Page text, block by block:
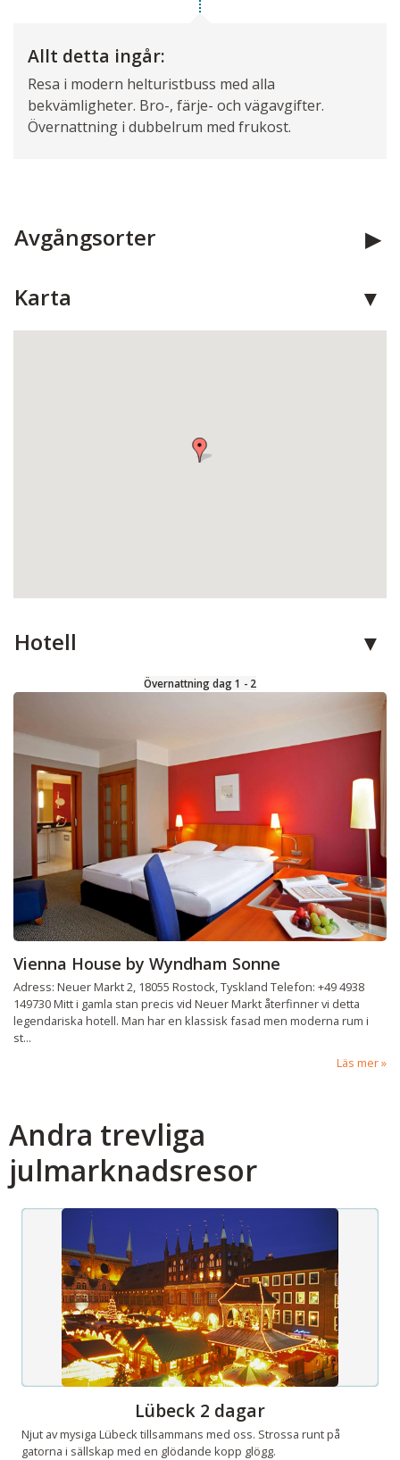
Allt detta ingår:
Resa i modern helturistbuss med alla
bekvämligheter. Bro-, färje- och vägavgifter.
Övernattning i dubbelrum med frukost.
Avgångsorter
Karta
Hotell
Övernattning dag 1 - 2
Vienna House by Wyndham Sonne
Adress: Neuer Markt 2, 18055 Rostock, Tyskland Telefon: +49 4938
149730 Mitt i gamla stan precis vid Neuer Markt återfinner vi detta
legendariska hotell. Man har en klassisk fasad men moderna rum i
st...
Läs mer
Andra trevliga
julmarknadsresor
Lübeck 2 dagar
Njut av mysiga Lübeck tillsammans med oss. Strossa runt på
gatorna i sällskap med en glödande kopp glögg.